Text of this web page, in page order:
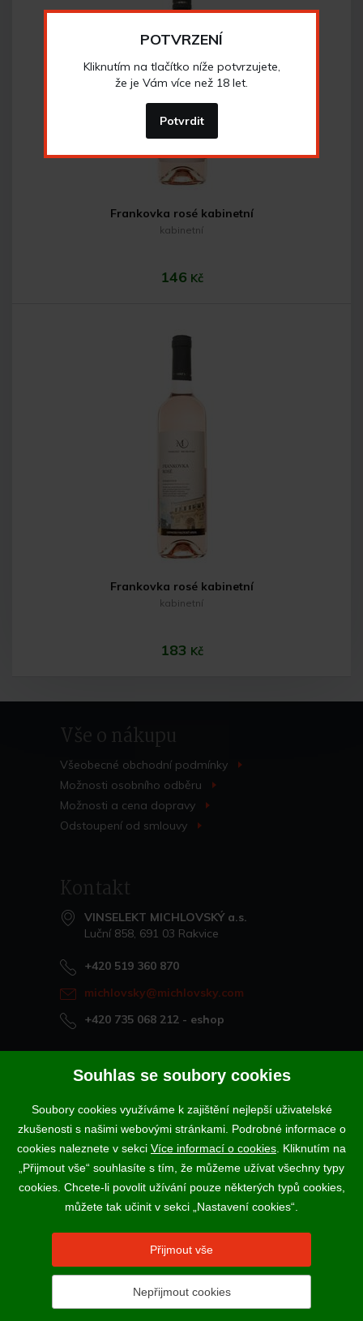
Do košíku
Frankovka rosé kabinetní
kabinetní
146 Kč
Frankovka rosé kabinetní
kabinetní
183 Kč
Do košíku
Vše o nákupu
Všeobecné obchodní podmínky
Možnosti osobního odběru
Možnosti a cena dopravy
Odstoupení od smlouvy
Kontakt
VINSELEKT MICHLOVSKÝ a.s.
Luční 858, 691 03 Rakvice
+420 519 360 870
michlovsky@michlovsky.com
+420 735 068 212 - eshop
Naše vína offline
Vinotéka Rakvice
>
Vinotéky a degustační centra
>
Podle zákona o evidenci tržeb je prodávající povinen vystavit
kupujícímu účtenku. Zároveň je povinen zaevidovat přijatou tržbu u
správce daně online; v případě technického výpadku pak nejpozději do
Vína a sekty prodáváme výhradně osobám starším 18-ti let.
2017 - 2026 © VINSELEKT MICHLOVSKÝ a.s. |
POTVRZENÍ
Kliknutím na tlačítko níže potvrzujete,
že je Vám více než 18 let.
Potvrdit
Souhlas se soubory cookies
Soubory cookies využíváme k zajištění nejlepší uživatelské
zkušenosti s našimi webovými stránkami. Podrobné informace o
cookies naleznete v sekci Více informací o cookies . Kliknutím na
„Přijmout vše“ souhlasíte s tím, že můžeme užívat všechny typy
cookies. Chcete-li povolit užívání pouze některých typů cookies,
můžete tak učinit v sekci „Nastavení cookies“.
Přijmout vše
Nepřijmout cookies